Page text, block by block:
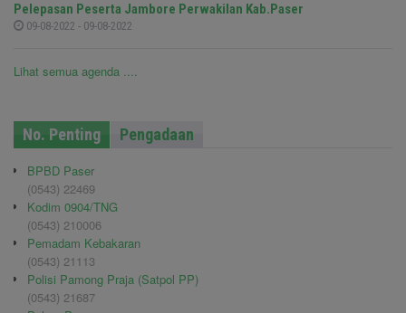
Pelepasan Peserta Jambore Perwakilan Kab.Paser
09-08-2022 - 09-08-2022
Lihat semua agenda ....
No. Penting Pengadaan
BPBD Paser
(0543) 22469
Kodim 0904/TNG
(0543) 210006
Pemadam Kebakaran
(0543) 21113
Polisi Pamong Praja (Satpol PP)
(0543) 21687